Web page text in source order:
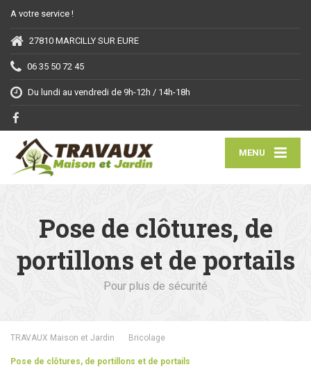
A votre service !
27810 MARCILLY SUR EURE
06 35 50 72 45
Du lundi au vendredi de 9h-12h / 14h-18h
MENU
Pose de clôtures, de
portillons et de portails
Pour plus de sécurité
TRAVAUX Maison et Jardin Bricolage
Pose de clôtures, de portillons et de portails